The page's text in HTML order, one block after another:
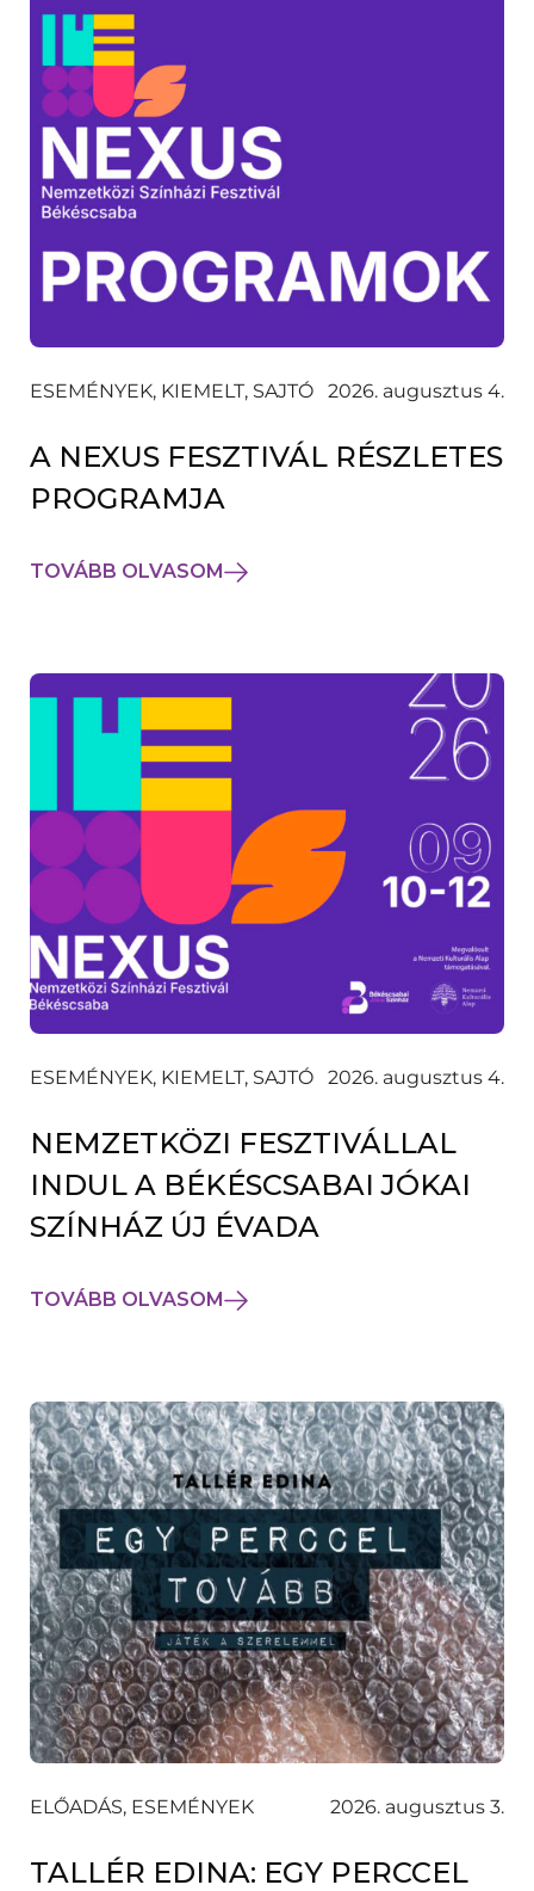
ESEMÉNYEK, KIEMELT, SAJTÓ 2026. augusztus 4.
A NEXUS FESZTIVÁL RÉSZLETES
PROGRAMJA
TOVÁBB OLVASOM
ESEMÉNYEK, KIEMELT, SAJTÓ 2026. augusztus 4.
NEMZETKÖZI FESZTIVÁLLAL
INDUL A BÉKÉSCSABAI JÓKAI
SZÍNHÁZ ÚJ ÉVADA
TOVÁBB OLVASOM
ELŐADÁS, ESEMÉNYEK 2026. augusztus 3.
TALLÉR EDINA: EGY PERCCEL